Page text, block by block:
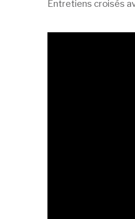
Entretiens croisés